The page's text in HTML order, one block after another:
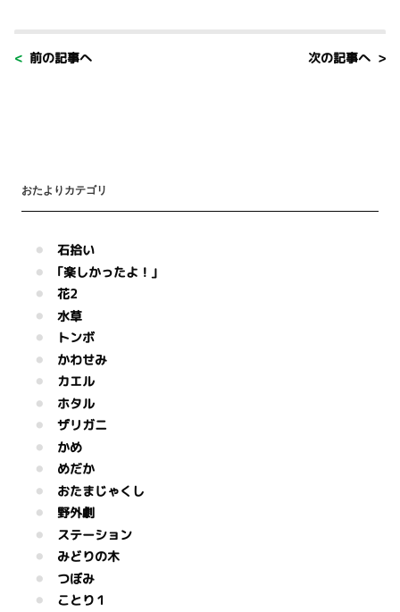
< 前の記事へ 次の記事へ >
おたよりカテゴリ
石拾い
｢楽しかったよ！｣
花2
水草
トンボ
かわせみ
カエル
ホタル
ザリガニ
かめ
めだか
おたまじゃくし
野外劇
ステーション
みどりの木
つぼみ
ことり１